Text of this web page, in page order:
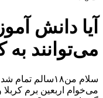
به کربلا
سلام من‌۱۸سالم‌ تمام‌ شد‌ و
برم‌ کربلا‌ و معافیت‌